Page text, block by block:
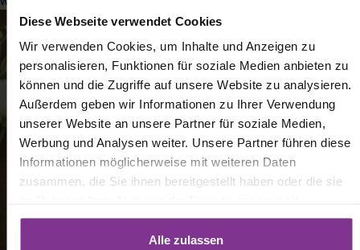
Diese Webseite verwendet Cookies
Wir verwenden Cookies, um Inhalte und Anzeigen zu
personalisieren, Funktionen für soziale Medien anbieten zu
können und die Zugriffe auf unsere Website zu analysieren.
Außerdem geben wir Informationen zu Ihrer Verwendung
unserer Website an unsere Partner für soziale Medien,
Werbung und Analysen weiter. Unsere Partner führen diese
Informationen möglicherweise mit weiteren Daten
zusammen, die Sie ihnen bereitgestellt haben oder die sie
haben. Mit Klick auf „[Zustimmen / Alles akzeptieren / etc.]“
erteilen Sie Ihre Einwilligung auch in die Weitergabe über
Alle zulassen